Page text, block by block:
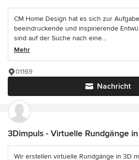
CM Home Design hat es sich zur
beeindruckende und inspirierende
sind auf der Suche nach eine...
Mehr
Nachricht
01169
3Dimpuls - Virtuelle Rundgänge
Wir erstellen virtuelle Rundgänge in 3D